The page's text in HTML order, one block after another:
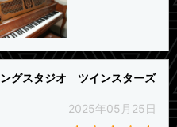
グスタジオ ツインスターズ
2025年05月25日